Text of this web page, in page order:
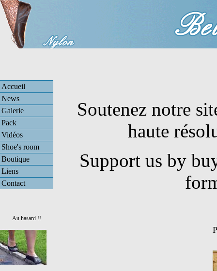
Accueil
News
Galerie
Pack
Vidéos
Shoe's room
Boutique
Liens
Contact
Au hasard !!
Soutenez notre
haute
Support us by